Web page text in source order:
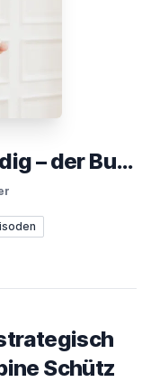
Strukturiert selbstständig – der Business-Podcast für Soloselbstständige
Schütz